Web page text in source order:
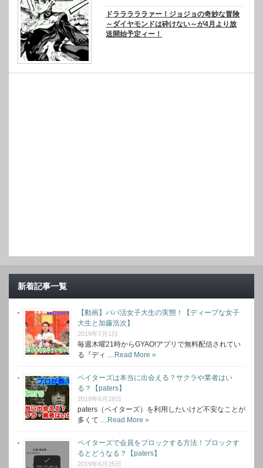
ドラララララァー！ジョジョの奇妙な冒険
～ダイヤモンドは砕けない～が4月より放
送開始予定ィー！
新着記事一覧
【動画】パパ活女子大生の実態！【ディープな女子
大生と加藤浩次】
2019年7月1日
毎週木曜21時からGYAO!アプリで無料配信されてい
る『ディ … Read More »
ペイターズは本当に出会える？サクラや業者はい
る？【paters】
2019年6月28日
paters（ペイターズ）を利用したいけど不安なことが
多くて … Read More »
ペイターズで会員をブロックする方法！ブロックす
るとどうなる？【paters】
2019年6月25日